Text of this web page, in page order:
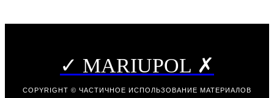
✓ MARIUPOL ✗
COPYRIGHT © ЧАСТИЧНОЕ ИСПОЛЬЗОВАНИЕ МАТЕРИАЛОВ